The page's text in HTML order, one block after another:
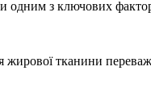
одним з ключових
тканини